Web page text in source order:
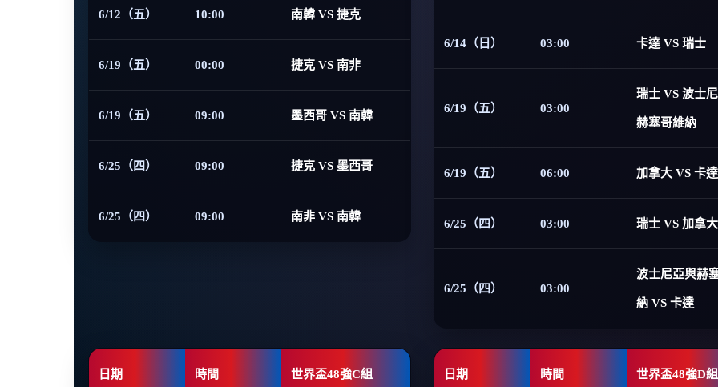
6/12（五） 10:00 南韓 VS 捷克
6/19（五） 00:00 捷克 VS 南非
6/19（五） 09:00 墨西哥 VS 南韓
6/25（四） 09:00 捷克 VS 墨西哥
6/25（四） 09:00 南非 VS 南韓
6/14（日） 03:00 卡達 VS 瑞士
6/19（五） 03:00
瑞士 VS 波士
赫塞哥維納
6/19（五） 06:00 加拿大 VS 卡達
6/25（四） 03:00 瑞士 VS 加拿大
6/25（四） 03:00
波士尼亞與赫
納 VS 卡達
日期 時間 世界盃48強C組 日期 時間 世界盃48強D組